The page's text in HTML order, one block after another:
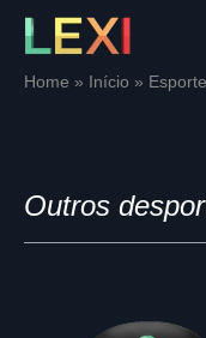
Skip
contentHome Início
Outros